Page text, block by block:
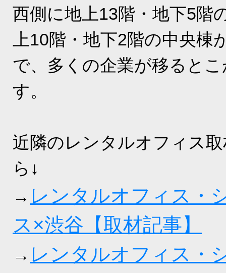
西側に地上13階・地下5階
上10階・地下2階の中央棟
で、多くの企業が移ると
す。
近隣のレンタルオフィス
ら↓
→ レンタルオフィス・
ス×渋谷【取材記事】
→ レンタルオフィス・